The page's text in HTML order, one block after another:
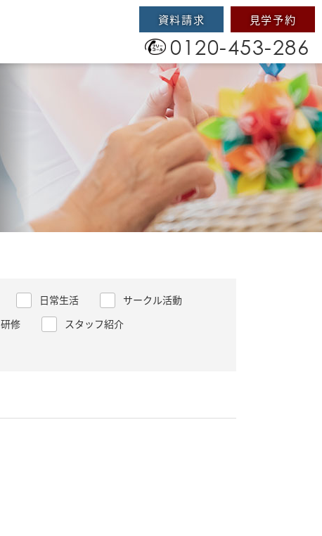
資料請求 見学予約
0120-453-286
日常生活
サークル活動
研修
スタッフ紹介